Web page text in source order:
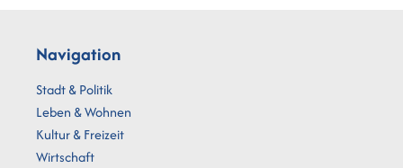
Navigation
Stadt & Politik
Leben & Wohnen
Kultur & Freizeit
Wirtschaft